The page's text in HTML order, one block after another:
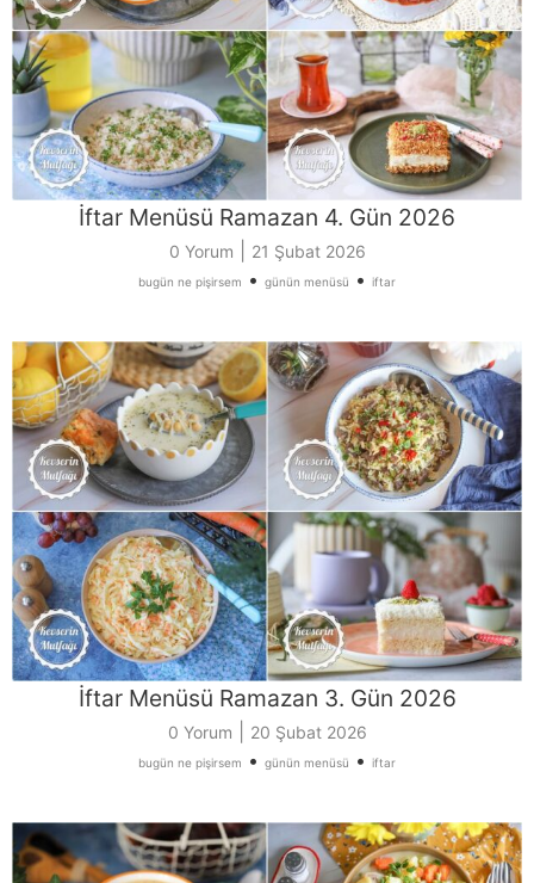
İftar Menüsü Ramazan 4. Gün 2026
0 Yorum 21 Şubat 2026
bugün ne pişirsem • günün menüsü • iftar
İftar Menüsü Ramazan 3. Gün 2026
0 Yorum 20 Şubat 2026
bugün ne pişirsem • günün menüsü • iftar